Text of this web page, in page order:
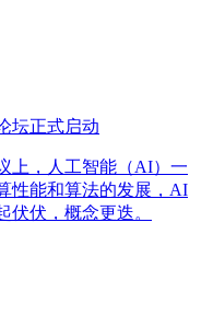
坛正式启动
上，人工智能（AI）一
性能和算法的发展，AI
伏伏，概念更迭。